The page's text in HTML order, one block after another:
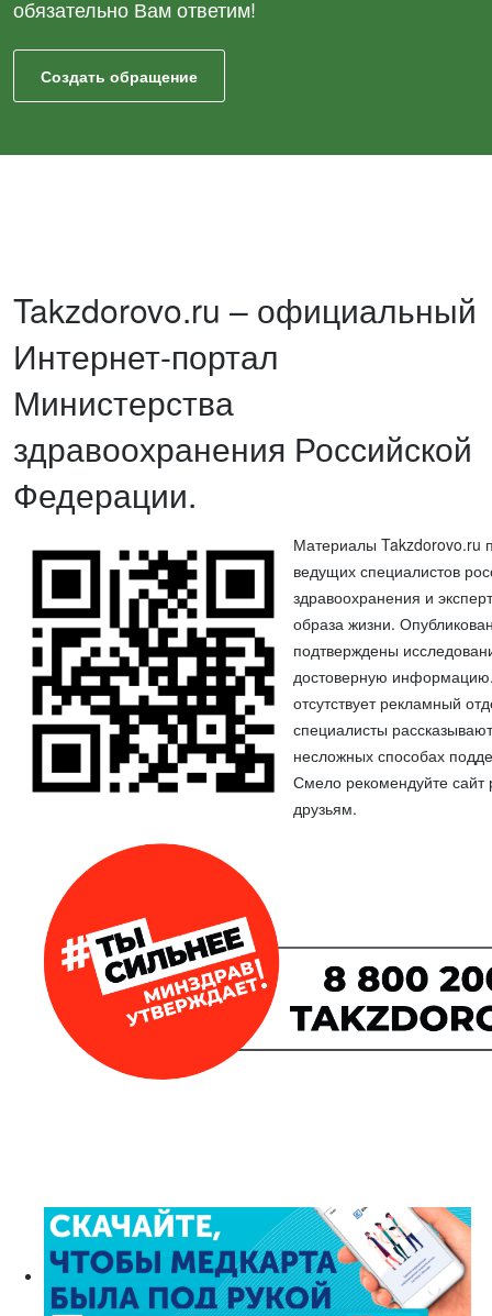
обязательно Вам ответим!
Создать обращение
Takzdorovo.ru – официальный
Интернет-портал
Министерства
здравоохранения Российской
Федерации.
Материалы Takzdorovo.ru
ведущих специалистов
здравоохранения и
образа жизни.
подтверждены
достоверную
отсутствует рекламный
специалисты
несложных способах
Смело рекомендуйте сайт
друзьям.